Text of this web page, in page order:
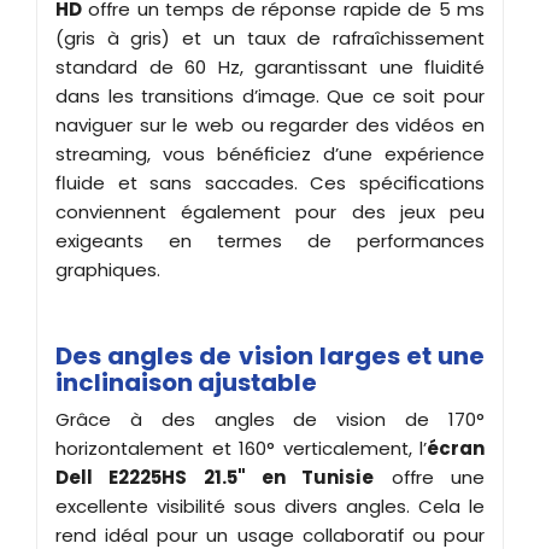
HD offre un temps de réponse rapide de 5 ms
(gris à gris) et un taux de rafraîchissement
standard de 60 Hz, garantissant une fluidité
dans les transitions d’image. Que ce soit pour
naviguer sur le web ou regarder des vidéos en
streaming, vous bénéficiez d’une expérience
fluide et sans saccades. Ces spécifications
conviennent également pour des jeux peu
exigeants en termes de performances
graphiques.
Des angles de vision larges et une
inclinaison ajustable
Grâce à des angles de vision de 170°
horizontalement et 160° verticalement, l’écran
Dell E2225HS 21.5" en Tunisie offre une
excellente visibilité sous divers angles. Cela le
rend idéal pour un usage collaboratif ou pour